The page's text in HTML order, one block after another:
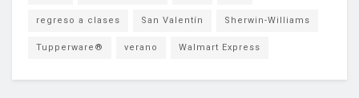
regreso a clases San Valentín Sherwin-Williams
Tupperware® verano Walmart Express